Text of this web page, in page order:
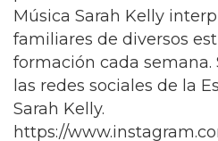
Música Sarah Kelly
familiares de diversos
formación cada semana.
las redes sociales de la
Sarah Kelly.
https://